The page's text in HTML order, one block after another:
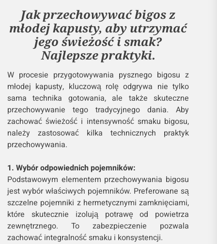
Jak przechowywać bigos z
młodej kapusty, aby utrzymać
jego świeżość i smak?
Najlepsze praktyki.
W procesie przygotowywania pysznego bigosu z
młodej kapusty, kluczową rolę odgrywa nie tylko
sama technika gotowania, ale także skuteczne
przechowywanie tego tradycyjnego dania. Aby
zachować świeżość i intensywność smaku bigosu,
należy zastosować kilka technicznych praktyk
przechowywania.
1. Wybór odpowiednich pojemników:
Podstawowym elementem przechowywania bigosu
jest wybór właściwych pojemników. Preferowane są
szczelne pojemniki z hermetycznymi zamknięciami,
które skutecznie izolują potrawę od powietrza
zewnętrznego. To zabezpieczenie pozwala
zachować integralność smaku i konsystencji.